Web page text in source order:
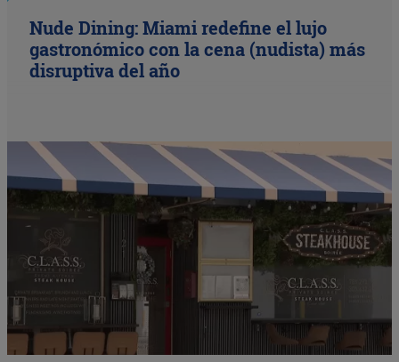
Nude Dining: Miami redefine el lujo
gastronómico con la cena (nudista) más
disruptiva del año